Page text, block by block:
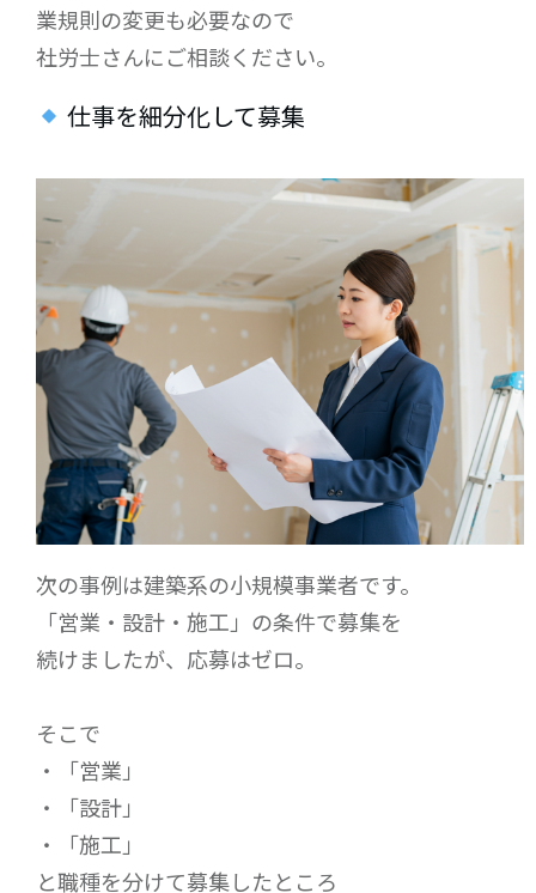
業規則の変更も必要なので
社労士さんにご相談ください。
仕事を細分化して募集
次の事例は建築系の小規模事業者です。
「営業・設計・施工」の条件で募集を
続けましたが、応募はゼロ。
そこで
・「営業」
・「設計」
・「施工」
と職種を分けて募集したところ